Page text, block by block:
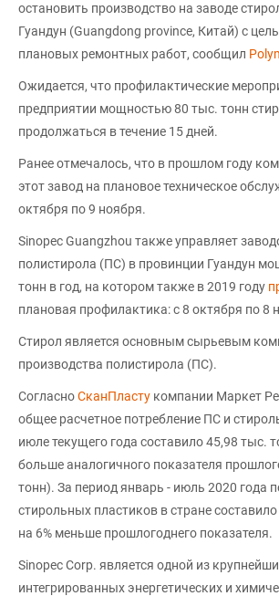
остановить производство на заводе
Гуандун (Guangdong province, Китай) с
плановых ремонтных работ, сообщил
Ожидается, что профилактические
предприятии мощностью 80 тыс. тонн
продолжаться в течение 15 дней.
Ранее отмечалось, что в прошлом году
этот завод на плановое техническое
октября по 9 ноября.
Sinopec Guangzhou также управляет
полистирола (ПС) в провинции Гуандун
тонн в год, на котором также в 2019 году
плановая профилактика: с 8 октября по 8
Стирол является основным сырьевым
производства полистирола (ПС).
СогласноСканПласту компании Маркет
общее расчетное потребление ПС и
июле текущего года составило 45,98 тыс.
больше аналогичного показателя
тонн). За период январь - июль 2020 года
стирольных пластиков в стране
на 6% меньше прошлогоднего показателя.
Sinopec Corp. является одной из
интегрированных энергетических и